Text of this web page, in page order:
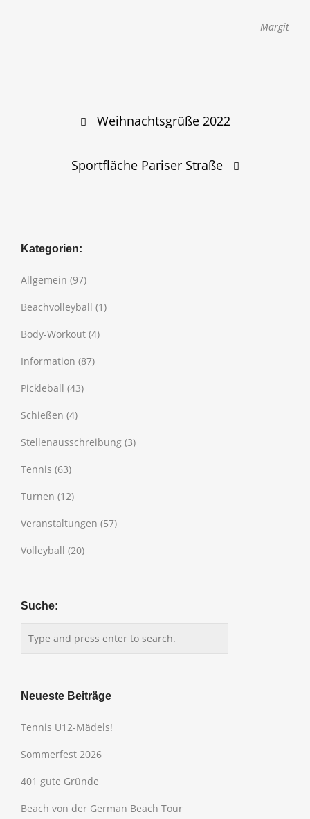
Margit
Weihnachtsgrüße 2022
Sportfläche Pariser Straße
Kategorien:
Allgemein (97)
Beachvolleyball (1)
Body-Workout (4)
Information (87)
Pickleball (43)
Schießen (4)
Stellenausschreibung (3)
Tennis (63)
Turnen (12)
Veranstaltungen (57)
Volleyball (20)
Suche:
Neueste Beiträge
Tennis U12-Mädels!
Sommerfest 2026
401 gute Gründe
Beach von der German Beach Tour